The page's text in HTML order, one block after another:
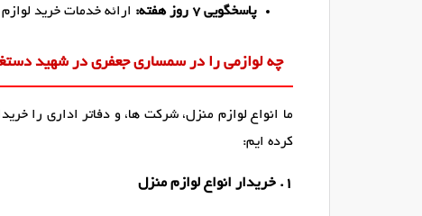
پاسخگویی ۷ روز هفته:
ارائه خدمات خرید
چه لوازمی را در سمساری جعفری در شهید
ما انواع لوازم منزل، شرکت ها، و دفاتر اداری را
کرده ایم:
1. خریدار انواع لوازم منزل